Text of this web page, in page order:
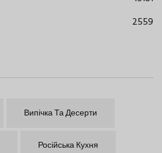
2559
Випічка Та Десерти
Російська Кухня